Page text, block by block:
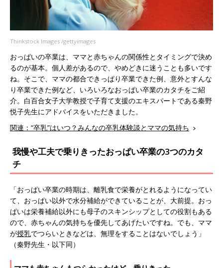
Thinkstock Images /gettyimages
おっぱいの卒業は、ママと赤ちゃんの関係性とタイミングで決め
るのが基本。個人差があるので、やめどきに迷うことも多いです
ね。そこで、ママの都合できっぱり卒業できた例、意外とすんな
り卒業できた例など、いろいろなおっぱい卒業のカタチをご紹
介。白百合女子大学教授で子育て支援のエキスパートである秦野
悦子先生にアドバイスをいただきました。
関連：“卒乳”はいつ？みんなの卒乳体験談とママの気持ち
我慢や工夫で乗りきったおっぱい卒業の3つのカタ
チ
「おっぱい卒業の時期は、離乳食で栄養がとれるようになってい
て、おっぱい以外で水分補給ができていることが、大前提。おっ
ぱいは栄養補給以外にも母子のスキンシップとしての役割もある
ので、赤ちゃんの気持ちを優先してあげたいですね。でも、ママ
が授乳でつらいときなどは、無理をすることはないでしょう」
（秦野先生・以下同）